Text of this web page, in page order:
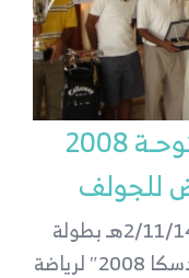
اختتام بطولة دسكا المفتوحـة 2008
للجولف
اختتمت يوم الجمعـة الموافق 2/11/1429هـ بطولة
الجمعية الخيرية لمتلازمـة داون ” دسكا 2008″ لرياضة